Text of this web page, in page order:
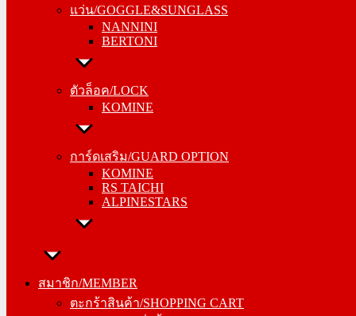
แว่น/GOGGLE&SUNGLASS
NANNINI
BERTONI
ตัวล็อค/LOCK
KOMINE
การ์ดเสริม/GUARD OPTION
KOMINE
RS TAICHI
ALPINESTARS
สมาชิก/MEMBER
ตะกร้าสินค้า/SHOPPING CART
BERTONI
ตัวล็อค/LOCK
การ์ดเสริม/GUARD OPTION
RS TAICHI
ALPINESTARS
สมาชิก/MEMBER
ตรวจสอบคำสั่งซื้อ/CHECK ORDER